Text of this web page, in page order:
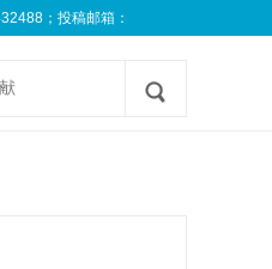
；投稿邮箱：